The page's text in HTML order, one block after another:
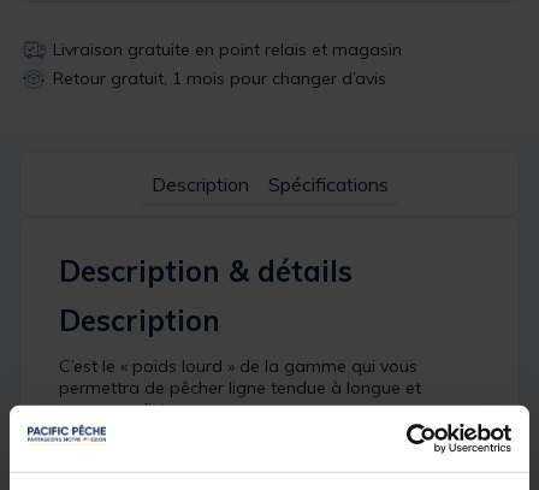
Livraison gratuite en point relais et magasin
Retour gratuit, 1 mois pour changer d’avis
Description Spécifications
Description & détails
Description
C’est le « poids lourd » de la gamme qui vous
permettra de pêcher ligne tendue à longue et
moyenne distance.